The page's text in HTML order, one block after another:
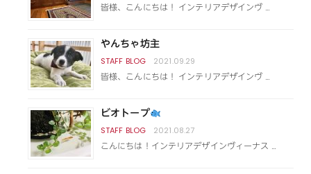
皆様、こんにちは！ インテリアデザインヴ …
やんちゃ坊主
2021.09.29
皆様、こんにちは！ インテリアデザインヴ …
ビオトープ
2021.08.27
こんにちは！インテリアデザインヴィーナス …